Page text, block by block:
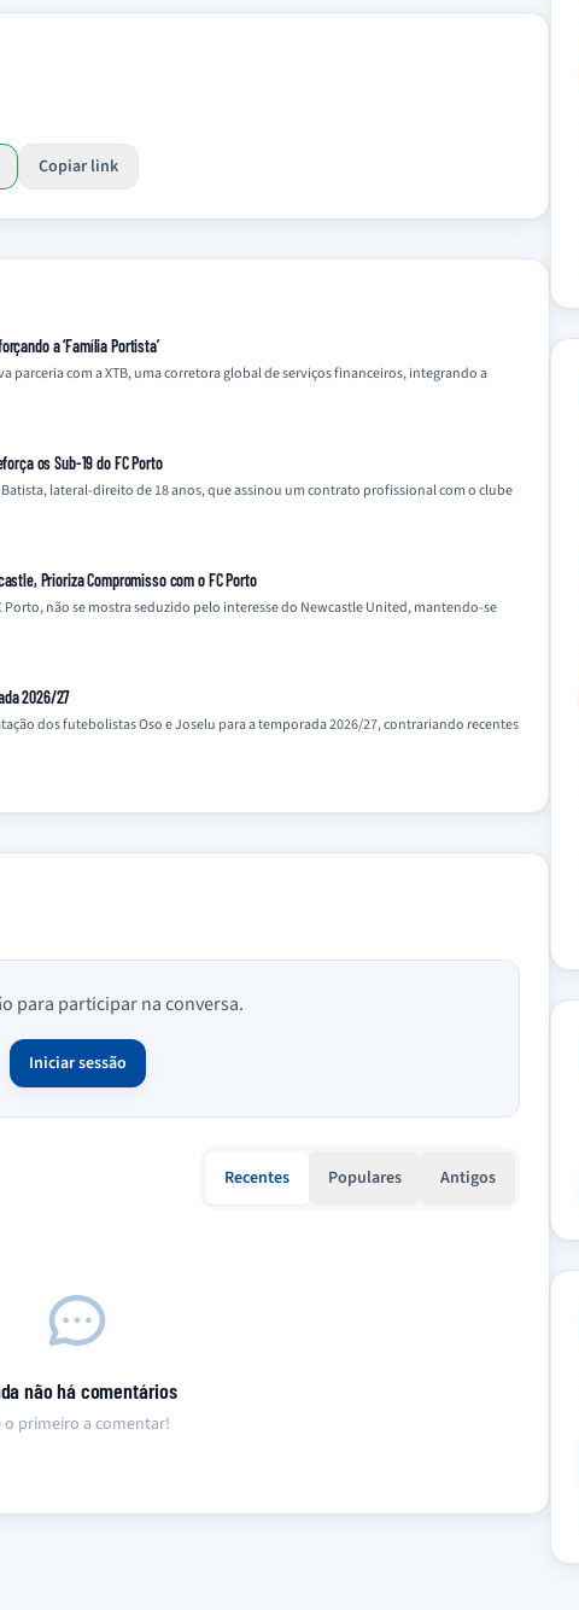
Copiar link
a ‘Família Portista’
parceria com a XTB, uma corretora global de serviços financeiros, integrando a
os Sub-19 do FC Porto
lateral-direito de 18 anos, que assinou um contrato profissional com o clube
Prioriza Compromisso com o FC Porto
não se mostra seduzido pelo interesse do Newcastle United, mantendo-se
2026/27
dos futebolistas Oso e Joselu para a temporada 2026/27, contrariando recentes
para participar na conversa.
Iniciar sessão
Recentes Populares Antigos
não há comentários
o primeiro a comentar!